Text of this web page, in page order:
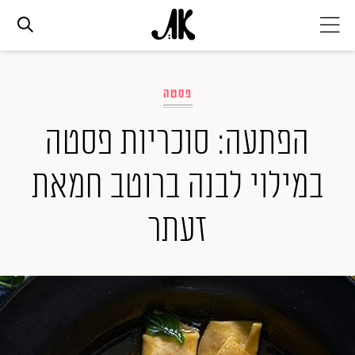
אופנה
ביוטי
סלבס
ערוצים נוספים
המגזין
פסטה
הפתעה: סוכריות פסטה
במילוי לבנה ברוטב חמאת
זעתר